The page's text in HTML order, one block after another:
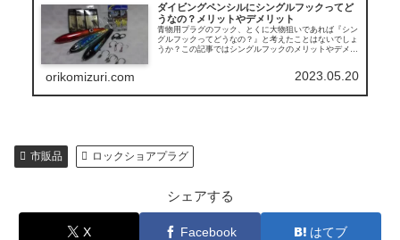
ダイビングペンシルにシングルフックってど
うなの？メリットやデメリット
青物用プラグのフック、とくに大物狙いであれば『シン
グルフックってどうなの？』と考えたことはないでしょ
うか？この記事ではシングルフックのメリットやデメリ
orikomizuri.com 2023.05.20
市販品 ロックショアプラグ
シェアする
X Facebook はてブ